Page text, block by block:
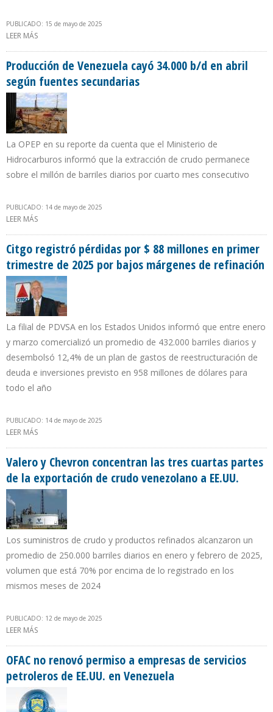
PUBLICADO: 15 de mayo de 2025
LEER MÁS
Producción de Venezuela cayó 34.000 b/d en abril
según fuentes secundarias
La OPEP en su reporte da cuenta que el Ministerio de
Hidrocarburos informó que la extracción de crudo permanece
sobre el millón de barriles diarios por cuarto mes consecutivo
PUBLICADO: 14 de mayo de 2025
LEER MÁS
Citgo registró pérdidas por $ 88 millones en primer
trimestre de 2025 por bajos márgenes de refinación
La filial de PDVSA en los Estados Unidos informó que entre enero
y marzo comercializó un promedio de 432.000 barriles diarios y
desembolsó 12,4% de un plan de gastos de reestructuración de
deuda e inversiones previsto en 958 millones de dólares para
todo el año
PUBLICADO: 14 de mayo de 2025
LEER MÁS
Valero y Chevron concentran las tres cuartas partes
de la exportación de crudo venezolano a EE.UU.
Los suministros de crudo y productos refinados alcanzaron un
promedio de 250.000 barriles diarios en enero y febrero de 2025,
volumen que está 70% por encima de lo registrado en los
mismos meses de 2024
PUBLICADO: 12 de mayo de 2025
LEER MÁS
OFAC no renovó permiso a empresas de servicios
petroleros de EE.UU. en Venezuela